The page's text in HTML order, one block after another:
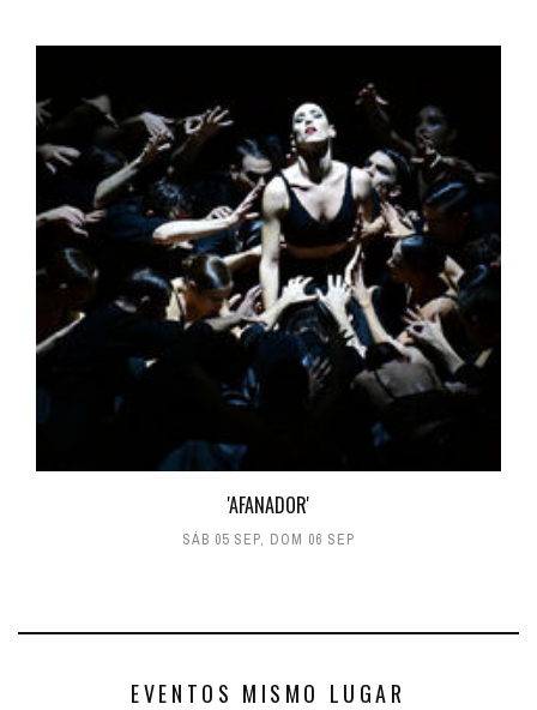
'AFANADOR'
SÁB 05 SEP, DOM 06 SEP
EVENTOS MISMO LUGAR